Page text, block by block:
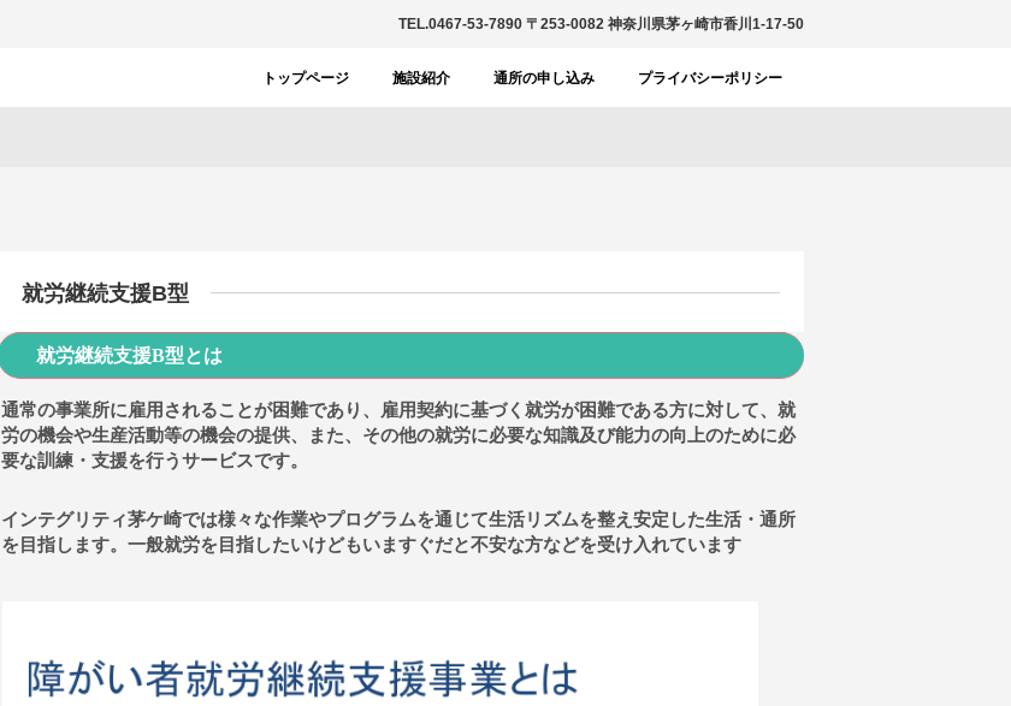
TEL.0467-53-7890 〒253-0082 神奈川県茅ヶ崎市香川1-17-50
トップページ 施設紹介 通所の申し込み プライバシーポリシー
就労継続支援B型
就労継続支援B型とは
通常の事業所に雇用されることが困難であり、雇用契約に基づく就労が困難である方に対して、就
労の機会や生産活動等の機会の提供、また、その他の就労に必要な知識及び能力の向上のために必
要な訓練・支援を行うサービスです。
インテグリティ茅ケ崎では様々な作業やプログラムを通じて生活リズムを整え安定した生活・通所
を目指します。一般就労を目指したいけどもいますぐだと不安な方などを受け入れています